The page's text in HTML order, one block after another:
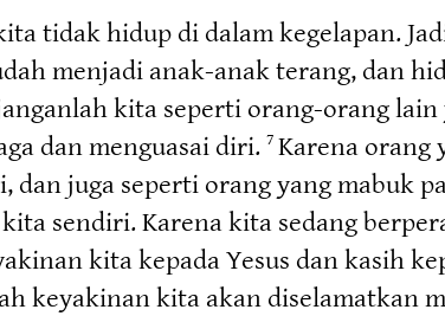
tidak hidup di dalam kegelapan.
menjadi anak-anak terang, dan
kita seperti orang-orang
dan menguasai diri. 7 Karena orang
juga seperti orang yang mabuk
sendiri. Karena kita sedang
kita kepada Yesus dan kasih
keyakinan kita akan diselamatkan